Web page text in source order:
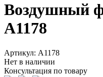
Воздушный
A1178
Артикул: A1178
Нет в наличии
Консультация по товару